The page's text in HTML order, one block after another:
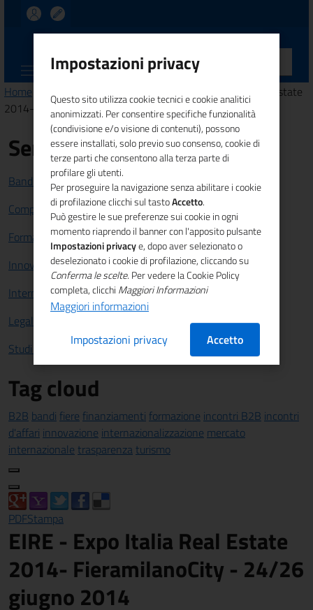
CALABRIA
Home Comunicazione News > EIRE - Expo Italia Real Estate
2014- FieramilanoCity - 24/26 giugno 2014
Servizi
Bandi e Finanziamenti
Competitività sistema imprenditoriale
Formazione e lavoro
Innovazione
Internazionalizzazione
Legalità
Studi e statistiche
Tag cloud
B2B bandi fiere finanziamenti formazione incontri B2B incontri
d'affari innovazione internazionalizzazione mercato
internazionale trasparenzaturismo
PDFStampa
EIRE - Expo Italia Real Estate
2014- FieramilanoCity - 24/26
giugno 2014
Impostazioni privacy
Questo sito utilizza cookie tecnici e cookie analitici
anonimizzati. Per consentire specifiche funzionalità
(condivisione e/o visione di contenuti), possono
essere installati, solo previo suo consenso, cookie di
terze parti che consentono alla terza parte di
profilare gli utenti.
Per proseguire la navigazione senza abilitare i cookie
di profilazione clicchi sul tastoAccetto.
Può gestire le sue preferenze sui cookie in ogni
momento riaprendo il banner con l'apposito pulsante
Impostazioni privacye, dopo aver selezionato o
deselezionato i cookie di profilazione, cliccando su
Conferma le scelte. Per vedere la Cookie Policy
completa, clicchi Maggiori Informazioni
Maggiori informazioni
Impostazioni privacy
Accetto